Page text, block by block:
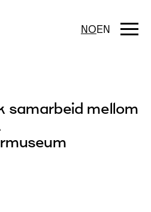
NOEN
samarbeid mellom